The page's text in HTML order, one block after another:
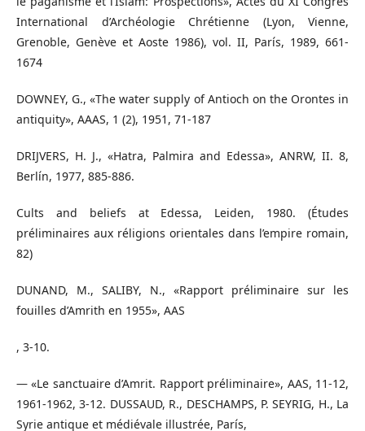
International d’Archéologie Chrétienne (Lyon, Vienne,
Grenoble, Genève et Aoste 1986), vol. II, París, 1989, 661-
1674
DOWNEY, G., «The water supply of Antioch on the Orontes in
antiquity», AAAS, 1 (2), 1951, 71-187
DRIJVERS, H. J., «Hatra, Palmira and Edessa», ANRW, II. 8,
Berlín, 1977, 885-886.
Cults and beliefs at Edessa, Leiden, 1980. (Études
préliminaires aux réligions orientales dans l’empire romain,
82)
DUNAND, M., SALIBY, N., «Rapport préliminaire sur les
fouilles d’Amrith en 1955», AAS
, 3-10.
— «Le sanctuaire d’Amrit. Rapport préliminaire», AAS, 11-12,
1961-1962, 3-12. DUSSAUD, R., DESCHAMPS, P. SEYRIG, H., La
Syrie antique et médiévale illustrée, París,